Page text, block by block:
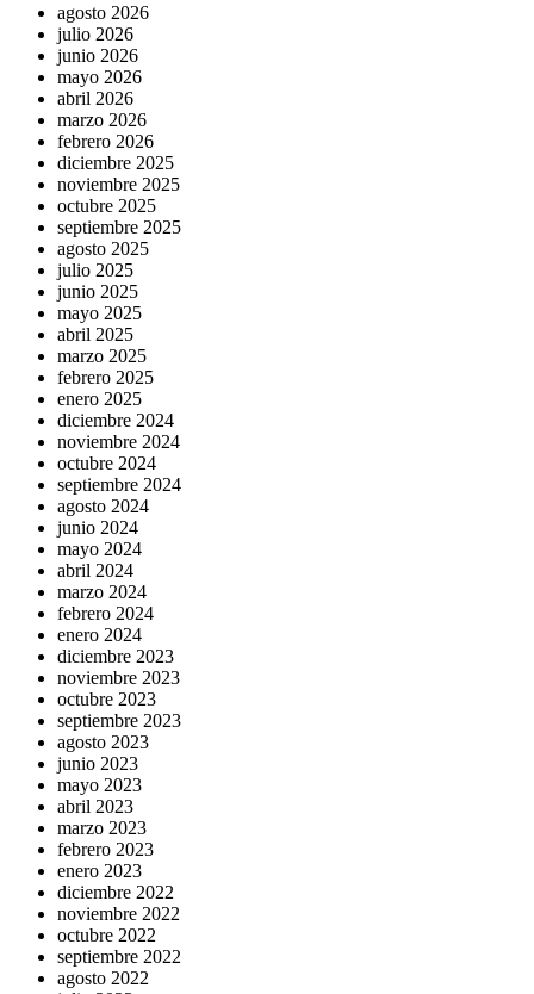
agosto 2026
julio 2026
junio 2026
mayo 2026
abril 2026
marzo 2026
febrero 2026
diciembre 2025
noviembre 2025
octubre 2025
septiembre 2025
agosto 2025
julio 2025
junio 2025
mayo 2025
abril 2025
marzo 2025
febrero 2025
enero 2025
diciembre 2024
noviembre 2024
octubre 2024
septiembre 2024
agosto 2024
junio 2024
mayo 2024
abril 2024
marzo 2024
febrero 2024
enero 2024
diciembre 2023
noviembre 2023
octubre 2023
septiembre 2023
agosto 2023
junio 2023
mayo 2023
abril 2023
marzo 2023
febrero 2023
enero 2023
diciembre 2022
noviembre 2022
octubre 2022
septiembre 2022
agosto 2022